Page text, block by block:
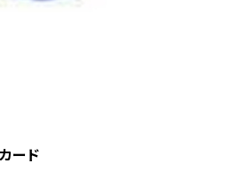
ード